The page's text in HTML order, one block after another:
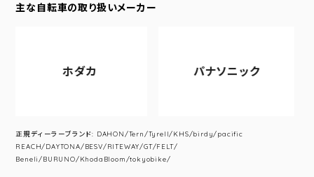
主な自転車の取り扱いメーカー
ホダカ パナソニック
正規ディーラーブランド: DAHON/Tern/Tyrell/KHS/birdy/pacific
REACH/DAYTONA/BESV/RITEWAY/GT/FELT/
Beneli/BURUNO/KhodaBloom/tokyobike/